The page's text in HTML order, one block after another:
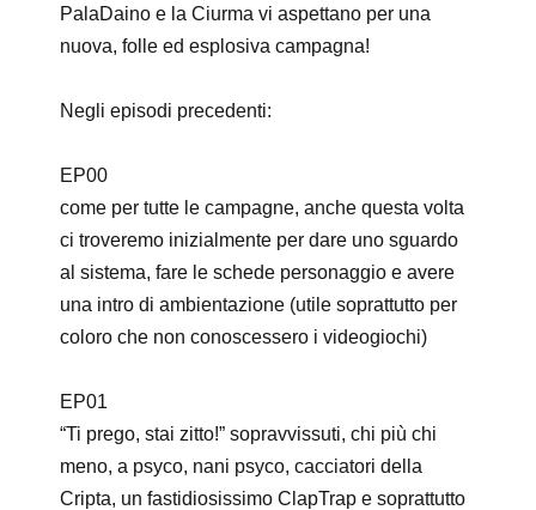
PalaDaino e la Ciurma vi aspettano per una
nuova, folle ed esplosiva campagna!
Negli episodi precedenti:
EP00
come per tutte le campagne, anche questa volta
ci troveremo inizialmente per dare uno sguardo
al sistema, fare le schede personaggio e avere
una intro di ambientazione (utile soprattutto per
coloro che non conoscessero i videogiochi)
EP01
“Ti prego, stai zitto!” sopravvissuti, chi più chi
meno, a psyco, nani psyco, cacciatori della
Cripta, un fastidiosissimo ClapTrap e soprattutto